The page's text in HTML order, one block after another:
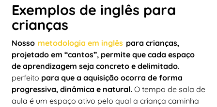
Exemplos de inglês para
crianças
Nosso metodologia em inglês para crianças,
projetado em “cantos”, permite que cada espaço
de aprendizagem seja concreto e delimitado.
perfeito para que a aquisição ocorra de forma
progressiva, dinâmica e natural. O tempo de sala de
aula é um espaço ativo pelo qual a criança caminha